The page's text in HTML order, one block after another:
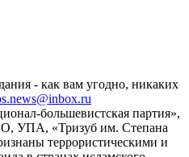
- как вам угодно, никаких
большевистская партия»,
УПА, «Тризуб им. Степана
террористическими и